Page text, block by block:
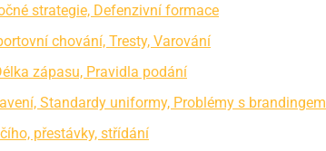
strategie, Defenzivní formace
chování, Tresty, Varování
zápasu, Pravidla podání
Standardy uniformy, Problémy s brandingem
přestávky, střídání